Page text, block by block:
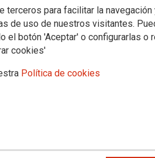
terceros para facilitar la navegación
de uso de nuestros visitantes.
el botón 'Aceptar' o configurarlas o
cookies'
Política de cookies
‘La salud
desde diferentes perspectivas,